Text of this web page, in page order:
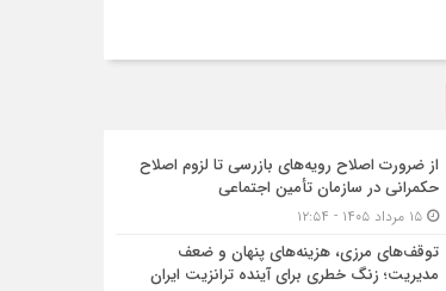
از ضرورت اصلاح رویه‌های بازرسی تا لزوم اصلاح
حکمرانی در سازمان تأمین اجتماعی
۱۵ مرداد ۱۴۰۵ - ۱۲:۵۴
توقف‌های مرزی، هزینه‌های پنهان و ضعف
مدیریت؛ زنگ خطری برای آینده ترانزیت ایران